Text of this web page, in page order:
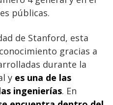
públicas.
de Stanford, esta
gracias a
durante la
y es una de las
ingenierías. En